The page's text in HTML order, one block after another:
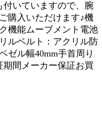
いていますので、腕
購入いただけます♪機
機能ムーブメント電池
ルベルト：アクリル防
ゼル幅40mm手首周り
間メーカー保証お買